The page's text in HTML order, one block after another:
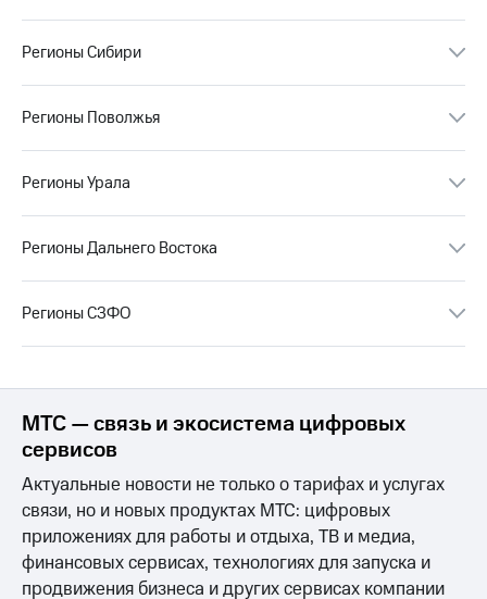
информации
Информация
акционерам
Документы
"МТС"
Собрания
Личный
Акционерный
и
Рынок
Описание
Программа
приобретения
Порядок
выкупа
акций
Дивиденды
Рынок
облигаций
Регионы Сибири
Регионы Поволжья
Регионы Урала
Регионы Дальнего Востока
Регионы СЗФО
МТС — связь и экосистема цифровых
сервисов
Актуальные новости не только о тарифах и услугах
связи, но и новых продуктах МТС: цифровых
приложениях для работы и отдыха, ТВ и медиа,
финансовых сервисах, технологиях для запуска и
продвижения бизнеса и других сервисах компании